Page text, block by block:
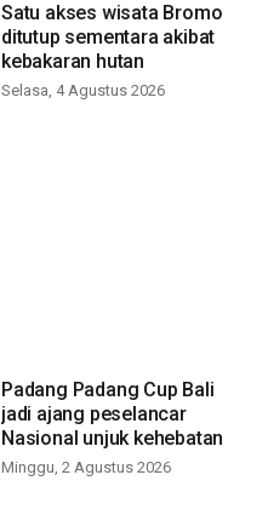
Satu akses wisata Bromo
ditutup sementara akibat
kebakaran hutan
Selasa, 4 Agustus 2026
Padang Padang Cup Bali
jadi ajang peselancar
Nasional unjuk kehebatan
Minggu, 2 Agustus 2026